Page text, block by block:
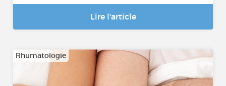
Lire l'article
Rhumatologie